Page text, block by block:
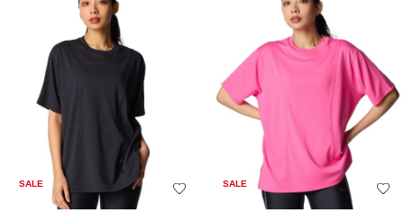
SALE SALE